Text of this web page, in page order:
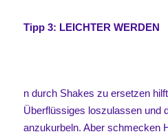
Tipp 3: LEICHTER WERDEN
n durch Shakes zu ersetzen
Überflüssiges loszulassen und
anzukurbeln. Aber schmecken